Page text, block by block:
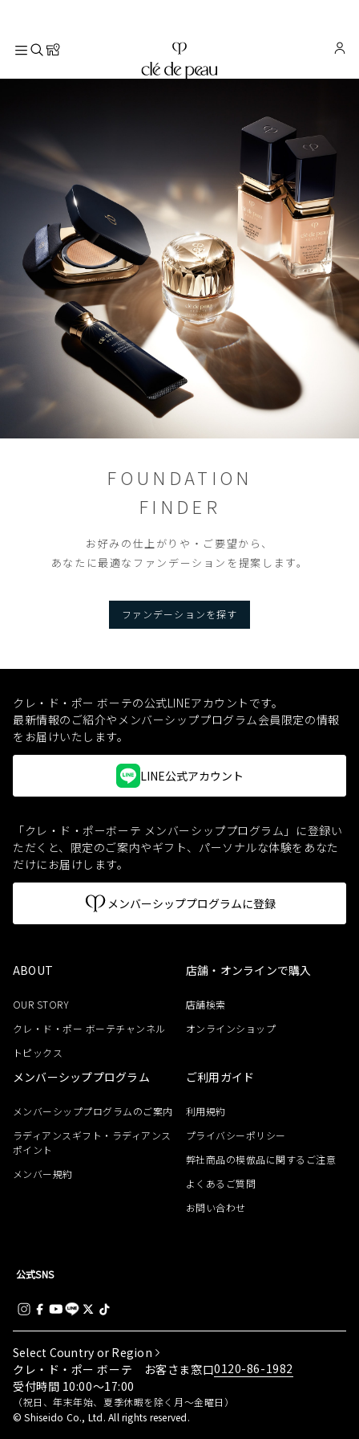
FOUNDATION
FINDER
お好みの仕上がりや・ご要望から、
あなたに最適なファンデーションを提案します。
ファンデーションを探す
クレ・ド・ポー ボーテの公式LINEアカウントです。
最新情報のご紹介やメンバーシッププログラム会員限定の情報
をお届けいたします。
LINE公式アカウント
「クレ・ド・ポーボーテ メンバーシッププログラム」に登録い
ただくと、 限定のご案内やギフト、パーソナルな体験をあなた
だけにお届けします。
メンバーシッププログラムに登録
ABOUT
OUR STORY
クレ・ド・ポー ボーテチャンネル
トピックス
店舗・オンラインで購入
店舗検索
オンラインショップ
メンバーシッププログラム
メンバーシッププログラムのご案内
ラディアンスギフト・ラディアンス
ポイント
メンバー規約
ご利用ガイド
利用規約
プライバシーポリシー
弊社商品の模倣品に関するご注意
よくあるご質問
お問い合わせ
公式SNS
Select Country or Region
クレ・ド・ポー ボーテ お客さま窓口0120-86-1982
受付時間 10:00～17:00
（祝日、年末年始、夏季休暇を除く月～金曜日）
© Shiseido Co., Ltd. All rights reserved.